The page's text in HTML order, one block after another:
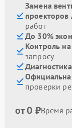
Замена
проекторов
работ
До 30%
Контроль
запросу
проверки
от 0 ₽Время